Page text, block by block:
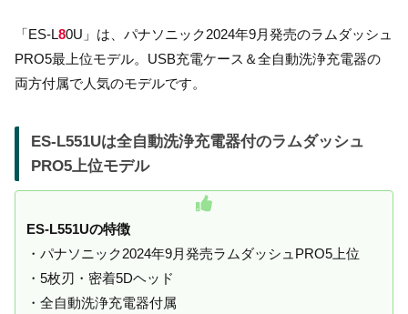
「ES-L80U」は、パナソニック2024年9月発売のラムダッシュ
PRO5最上位モデル。USB充電ケース＆全自動洗浄充電器の
両方付属で人気のモデルです。
ES-L551Uは全自動洗浄充電器付のラムダッシュ
PRO5上位モデル
ES-L551Uの特徴
・パナソニック2024年9月発売ラムダッシュPRO5上位
・5枚刃・密着5Dヘッド
・全自動洗浄充電器付属